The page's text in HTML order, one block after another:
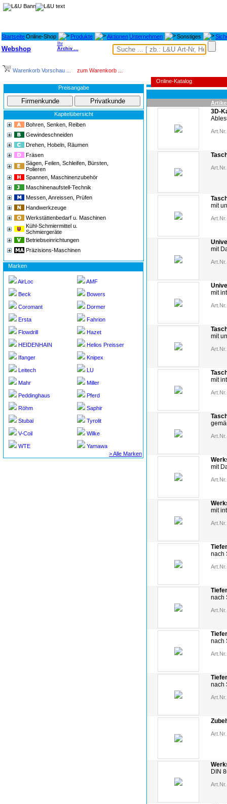
StartseiteOnline-Shop Produkte AktionenUnternehmen Sonstiges
Webshop
Ihr
Archiv ...
Warenkorb Vorschau ... zum Warenkorb ...
Preisangabe
Kapitelübersicht
Bohren, Senken, Reiben
Gewindeschneiden
Drehen, Hobeln, Räumen
Fräsen
Sägen, Feilen, Schleifen, Bürsten,
Polieren
Spannen, Maschinenzubehör
Maschinenaufstell-Technik
Messen, Anreissen, Prüfen
Handwerkzeuge
Werkstättenbedarf u. Maschinen
Kühl-Schmiermittel u.
Schmiergeräte
Betriebseinrichtungen
Präzisions-Maschinen
Marken
AirLoc AMF
Beck Bowers
Coromant Dormer
Ersta Fahrion
Flowdrill Hazet
HEIDENHAIN Helios Preisser
Ifanger Knipex
Leitech LU
Mahr Miller
Peddinghaus Pferd
Röhm Saphir
Stubai Tyrolit
V-Coil Wilke
WTE
Yamawa
> Alle Marken
Online-Katalog
3D-
mit
mit
mit
mit
mit
mit
mit
nach
nach
nach
nach
DIN